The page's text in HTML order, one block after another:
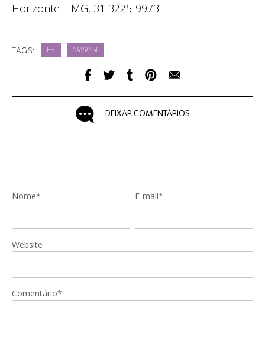
Horizonte – MG, 31 3225-9973
TAGS: BH SAVASSI
DEIXAR COMENTÁRIOS
Nome* E-mail*
Website
Comentário*